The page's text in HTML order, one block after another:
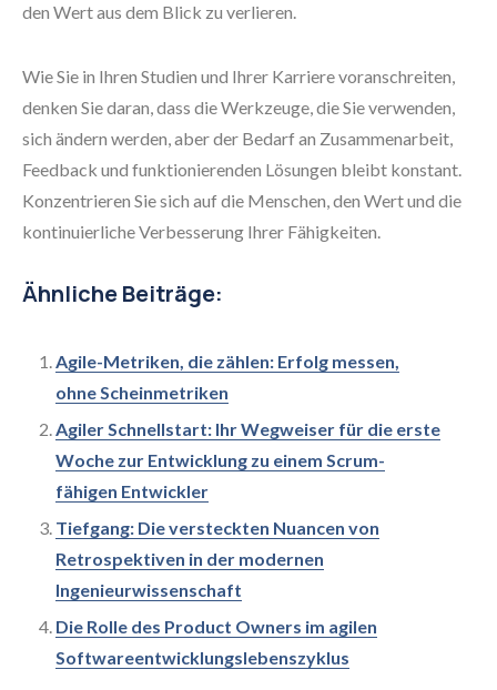
den Wert aus dem Blick zu verlieren.
Wie Sie in Ihren Studien und Ihrer Karriere voranschreiten,
denken Sie daran, dass die Werkzeuge, die Sie verwenden,
sich ändern werden, aber der Bedarf an Zusammenarbeit,
Feedback und funktionierenden Lösungen bleibt konstant.
Konzentrieren Sie sich auf die Menschen, den Wert und die
kontinuierliche Verbesserung Ihrer Fähigkeiten.
Ähnliche Beiträge:
Agile-Metriken, die zählen: Erfolg messen,
ohne Scheinmetriken
Agiler Schnellstart: Ihr Wegweiser für die erste
Woche zur Entwicklung zu einem Scrum-
fähigen Entwickler
Tiefgang: Die versteckten Nuancen von
Retrospektiven in der modernen
Ingenieurwissenschaft
Die Rolle des Product Owners im agilen
Softwareentwicklungslebenszyklus